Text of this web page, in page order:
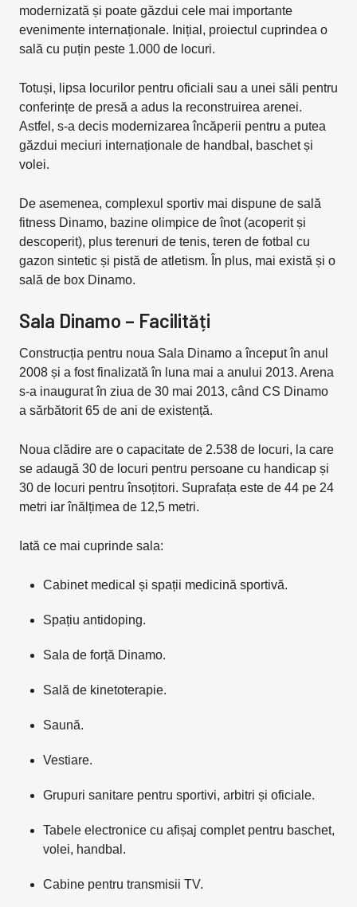
modernizată și poate găzdui cele mai importante
evenimente internaționale. Inițial, proiectul cuprindea o
sală cu puțin peste 1.000 de locuri.
Totuși, lipsa locurilor pentru oficiali sau a unei săli pentru
conferințe de presă a adus la reconstruirea arenei.
Astfel, s-a decis modernizarea încăperii pentru a putea
găzdui meciuri internaționale de handbal, baschet și
volei.
De asemenea, complexul sportiv mai dispune de sală
fitness Dinamo, bazine olimpice de înot (acoperit și
descoperit), plus terenuri de tenis, teren de fotbal cu
gazon sintetic și pistă de atletism. În plus, mai există și o
sală de box Dinamo.
Sala Dinamo – Facilități
Construcția pentru noua Sala Dinamo a început în anul
2008 și a fost finalizată în luna mai a anului 2013. Arena
s-a inaugurat în ziua de 30 mai 2013, când CS Dinamo
a sărbătorit 65 de ani de existență.
Noua clădire are o capacitate de 2.538 de locuri, la care
se adaugă 30 de locuri pentru persoane cu handicap și
30 de locuri pentru însoțitori. Suprafața este de 44 pe 24
metri iar înălțimea de 12,5 metri.
Iată ce mai cuprinde sala:
Cabinet medical și spații medicină sportivă.
Spațiu antidoping.
Sala de forță Dinamo.
Sală de kinetoterapie.
Saună.
Vestiare.
Grupuri sanitare pentru sportivi, arbitri și oficiale.
Tabele electronice cu afișaj complet pentru baschet,
volei, handbal.
Cabine pentru transmisii TV.